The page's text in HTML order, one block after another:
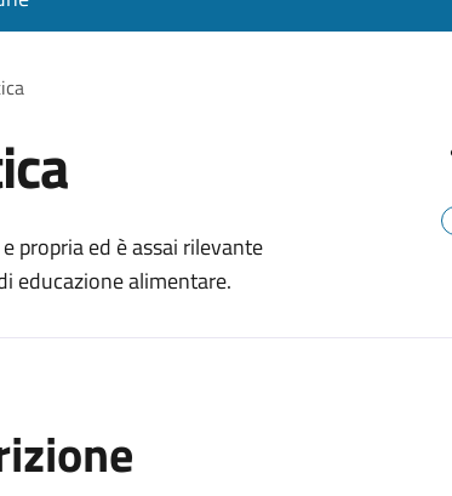
propria ed è assai rilevante
educazione alimentare.